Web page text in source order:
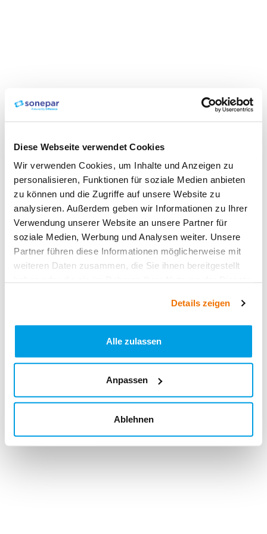
Diese Webseite verwendet Cookies
Wir verwenden Cookies, um Inhalte und Anzeigen zu
personalisieren, Funktionen für soziale Medien anbieten
zu können und die Zugriffe auf unsere Website zu
analysieren. Außerdem geben wir Informationen zu Ihrer
Verwendung unserer Website an unsere Partner für
soziale Medien, Werbung und Analysen weiter. Unsere
Partner führen diese Informationen möglicherweise mit
weiteren Daten zusammen, die Sie ihnen bereitgestellt
Details zeigen
Alle zulassen
Anpassen
Ablehnen